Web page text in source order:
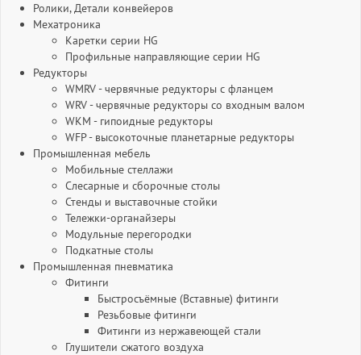
Ролики, Детали конвейеров
Мехатроника
Каретки серии HG
Профильные направляющие серии HG
Редукторы
WMRV - червячные редукторы с фланцем
WRV - червячные редукторы со входным валом
WKM - гипоидные редукторы
WFP - высокоточные планетарные редукторы
Промышленная мебель
Мобильные стеллажи
Слесарные и сборочные столы
Стенды и выставочные стойки
Тележки-органайзеры
Модульные перегородки
Подкатные столы
Промышленная пневматика
Фитинги
Быстросъёмные (Вставные) фитинги
Резьбовые фитинги
Фитинги из нержавеющей стали
Глушители сжатого воздуха